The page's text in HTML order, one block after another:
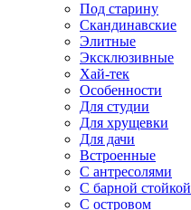
Под старину
Скандинавские
Элитные
Эксклюзивные
Хай-тек
Особенности
Для студии
Для хрущевки
Для дачи
Встроенные
С антресолями
С барной стойкой
С островом